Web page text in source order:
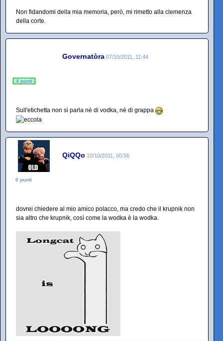
Non fidandomi della mia memoria, però, mi rimetto alla clemenza
della corte.
Governatòra 07/10/2011, 11:44
4 punti
Sull'etichetta non si parla nè di vodka, nè di grappa
QiQQo 10/10/2011, 00:56
0 punti
dovrei chiedere al mio amico polacco, ma credo che il krupnik non
sia altro che krupnik, così come la wodka è la wodka.